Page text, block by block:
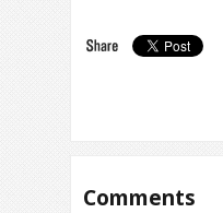
Comments